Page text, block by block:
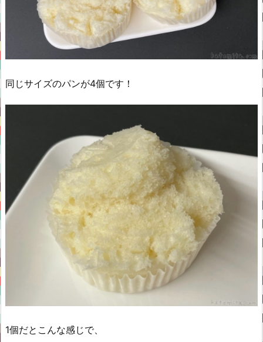
同じサイズのパンが4個です！
1個だとこんな感じで、